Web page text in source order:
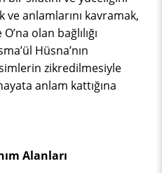
anlamlarını kavramak,
olan bağlılığı
Hüsna’nın
zikredilmesiyle
anlam kattığına
Alanları